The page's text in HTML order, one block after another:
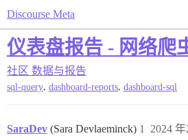
Discourse Meta
仪表盘报告 - 网络爬
社区 数据与报告
sql-query, dashboard-reports, dashboard-sql
SaraDev (Sara Devlaeminck) 2024
1